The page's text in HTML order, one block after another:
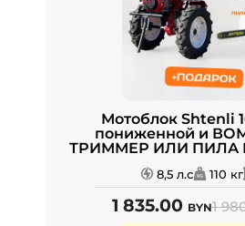
Мотоблок Shtenli
пониженной и ВОМ
ТРИММЕР ИЛИ ПИЛА
8,5 л.с 110 кг
1 835.00 BYN1